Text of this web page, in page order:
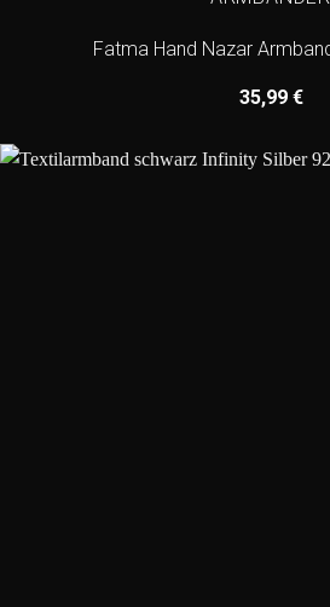
Fatma Hand Nazar
35,99 €